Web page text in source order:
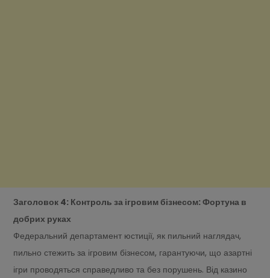
Заголовок 4: Контроль за ігровим бізнесом: Фортуна в
добрих руках
Федеральний департамент юстиції, як пильний наглядач,
пильно стежить за ігровим бізнесом, гарантуючи, що азартні
ігри проводяться справедливо та без порушень. Від казино